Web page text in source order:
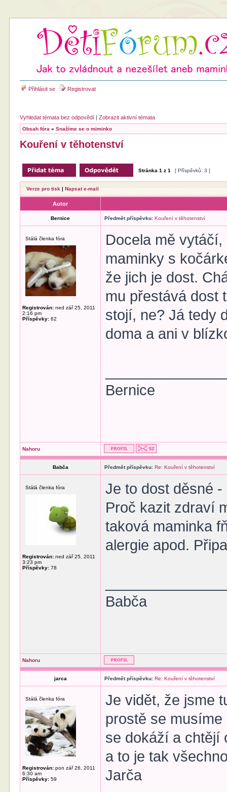
Přihlásit se Registrovat
Vyhledat témata bez odpovědí |Zobrazit aktivní témata
Obsah fóra »Snažíme se o miminko
Kouření v těhotenství
Stránka1 z1 [ Příspěvků: 3 ]
Verze pro tisk |Napsat e-mail
Autor
Bernice Předmět příspěvku: Kouření v těhotenství
Stálá členka fóra
Registrován: ned zář 25, 2011
2:16 pm
Příspěvky: 62
Docela mě
maminky s
že jich je dost.
mu přestává dost
stojí, ne? Já tedy
doma a ani v
Bernice
Nahoru
Babča Předmět příspěvku: Re: Kouření v těhotenství
Stálá členka fóra
Registrován: ned zář 25, 2011
3:23 pm
Příspěvky: 78
Je to dost děsné
Proč kazit zdraví
taková maminka
alergie apod.
Babča
Nahoru
jarca Předmět příspěvku: Re: Kouření v těhotenství
Stálá členka fóra
Registrován: pon zář 26, 2011
6:30 am
Příspěvky: 59
Je vidět, že jsme
prostě se
se dokáží a chtějí
a to je tak
Jarča